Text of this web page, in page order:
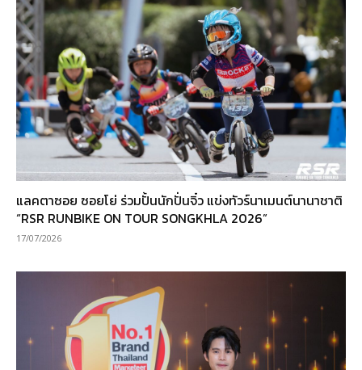
แลคตาซอย ซอยโย่ ร่วมปั้นนักปั่นจิ๋ว แข่งทัวร์นาเมนต์นานาชาติ
“RSR RUNBIKE ON TOUR SONGKHLA 2026”
17/07/2026